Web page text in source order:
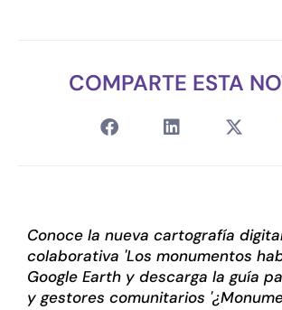
COMPARTE ESTA
Conoce la nueva cartografía
colaborativa 'Los monumentos
Google Earth y descarga la guía
y gestores comunitarios